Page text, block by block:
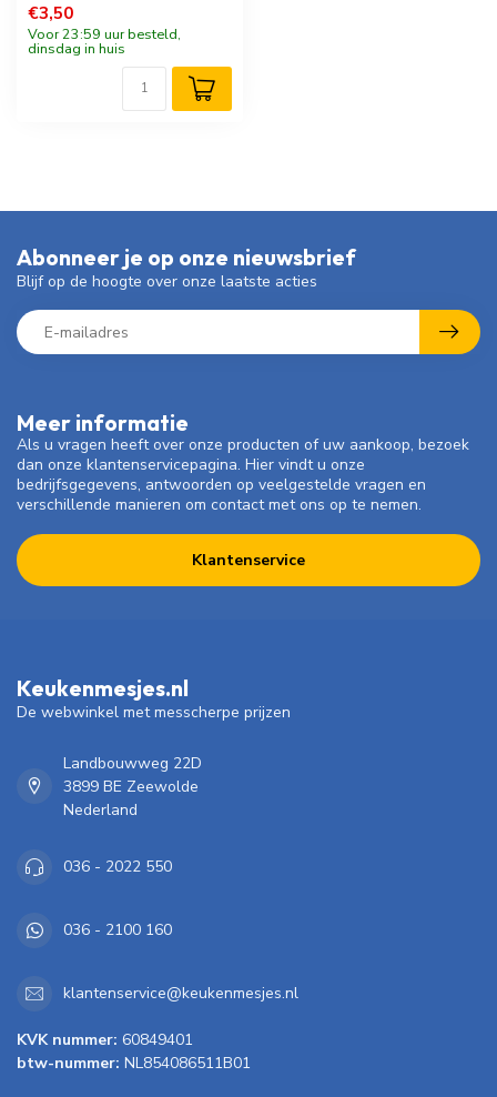
€3,50
Voor 23:59 uur besteld,
dinsdag in huis
Meer informatie
Als u vragen heeft over onze producten of uw aankoop, bezoek
dan onze klantenservicepagina. Hier vindt u onze
bedrijfsgegevens, antwoorden op veelgestelde vragen en
verschillende manieren om contact met ons op te nemen.
Klantenservice
Abonneer je op onze nieuwsbrief
Blijf op de hoogte over onze laatste acties
Keukenmesjes.nl
De webwinkel met messcherpe prijzen
Landbouwweg 22D
3899 BE Zeewolde
Nederland
036 - 2022 550
036 - 2100 160
klantenservice@keukenmesjes.nl
KVK nummer: 60849401
btw-nummer: NL854086511B01